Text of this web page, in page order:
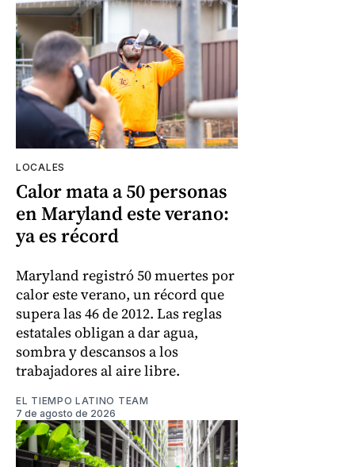
LOCALES
Calor mata a 50 personas
en Maryland este verano:
ya es récord
Maryland registró 50 muertes por
calor este verano, un récord que
supera las 46 de 2012. Las reglas
estatales obligan a dar agua,
sombra y descansos a los
trabajadores al aire libre.
EL TIEMPO LATINO TEAM
7 de agosto de 2026